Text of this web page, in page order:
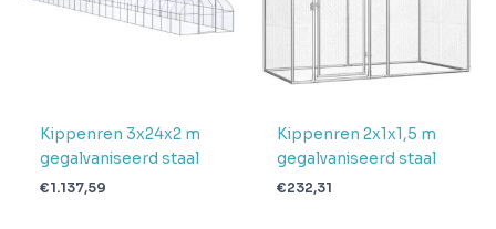
Kippenren 3x24x2 m
gegalvaniseerd staal
€1.137,59
Kippenren 2x1x1,5 m
gegalvaniseerd staal
€232,31